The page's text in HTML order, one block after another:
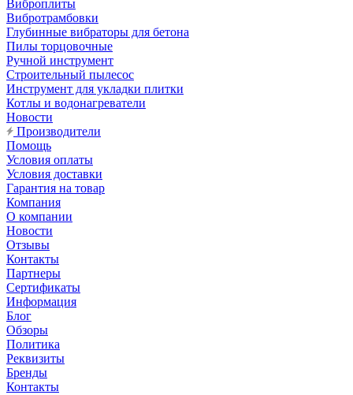
Виброплиты
Вибротрамбовки
Глубинные вибраторы для бетона
Пилы торцовочные
Ручной инструмент
Строительный пылесос
Инструмент для укладки плитки
Котлы и водонагреватели
Новости
Производители
Помощь
Условия оплаты
Условия доставки
Гарантия на товар
Компания
О компании
Новости
Отзывы
Контакты
Партнеры
Сертификаты
Информация
Блог
Обзоры
Политика
Реквизиты
Бренды
Контакты